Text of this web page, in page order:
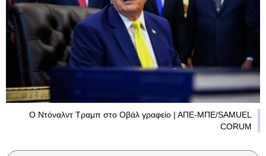
Ο Ντόναλντ Τραμπ στο Οβάλ γραφείο | ΑΠΕ-ΜΠΕ/SAMUEL
CORUM